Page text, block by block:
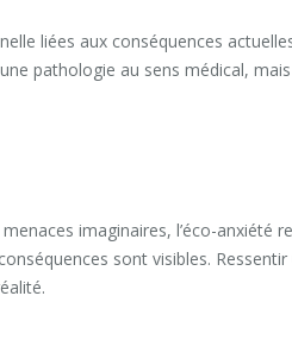
liées aux conséquences
pathologie au sens médical,
imaginaires, l’éco-anxiété
sont visibles.